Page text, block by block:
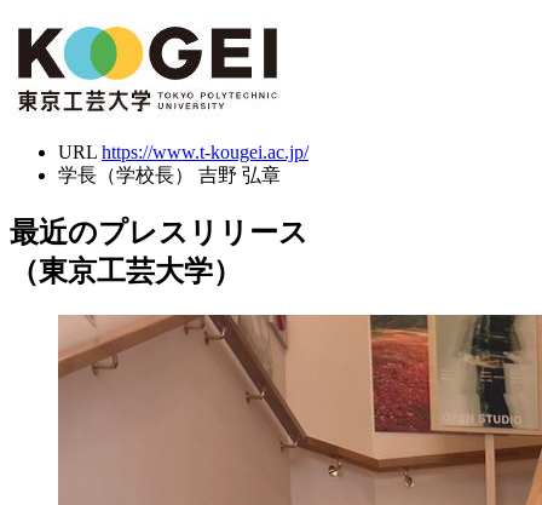
URL https://www.t-kougei.ac.jp/
学長（学校長）
吉野 弘章
最近のプレスリリース
（東京工芸大学）